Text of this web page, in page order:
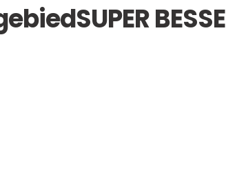
SUPER BESSE